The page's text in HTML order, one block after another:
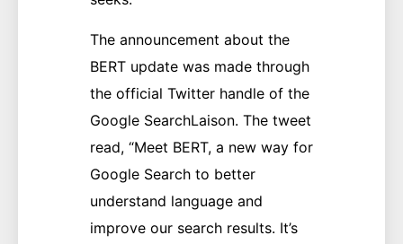
The announcement about the
BERT update was made through
the official Twitter handle of the
Google SearchLaison. The tweet
read, “Meet BERT, a new way for
Google Search to better
understand language and
improve our search results. It’s